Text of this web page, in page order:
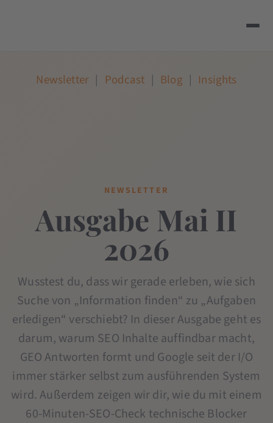
Newsletter | Podcast | Blog | Insights
NEWSLETTER
Ausgabe Mai II
2026
Wusstest du, dass wir gerade erleben, wie sich
Suche von „Information finden“ zu „Aufgaben
erledigen“ verschiebt? In dieser Ausgabe geht es
darum, warum SEO Inhalte auffindbar macht,
GEO Antworten formt und Google seit der I/O
immer stärker selbst zum ausführenden System
wird. Außerdem zeigen wir dir, wie du mit einem
60-Minuten-SEO-Check technische Blocker